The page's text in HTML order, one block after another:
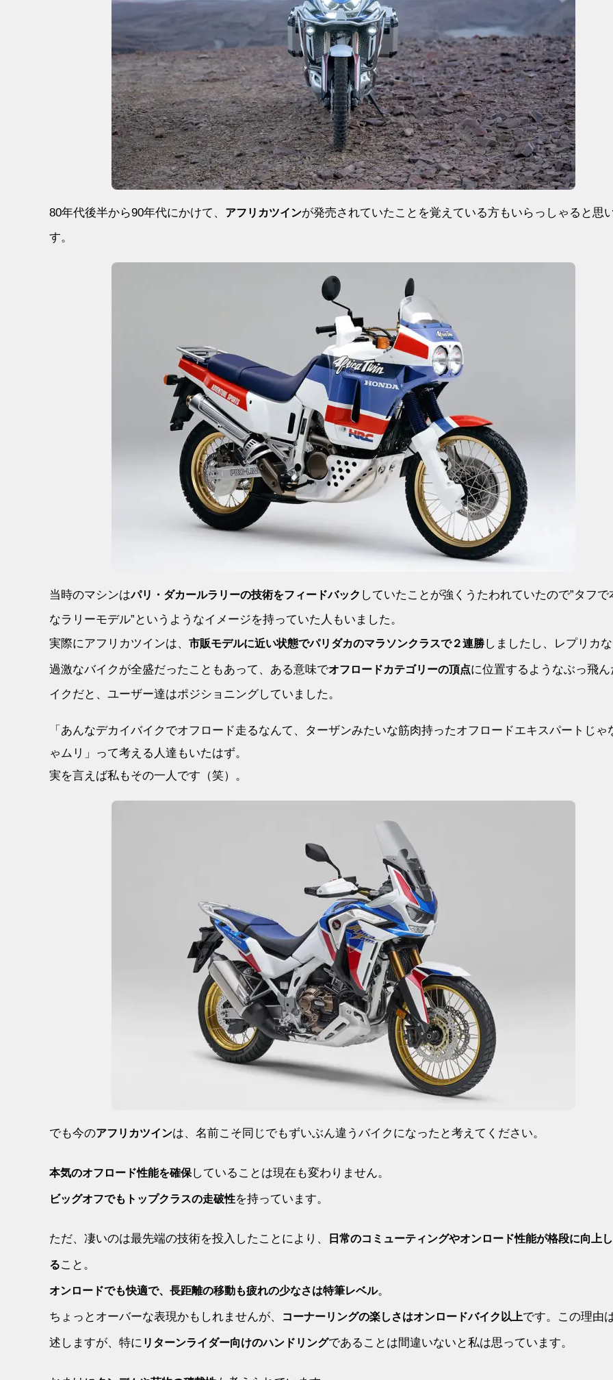
80年代後半から90年代にかけて、 アフリカツインが発売されていたことを覚えている方もいらっしゃると思
す。
当時のマシンはパリ・ダカールラリーの技術をフィードバック していたことが強くうたわれていたので”タフで
なラリーモデル”というようなイメージを持っていた人もいました。
実際にアフリカツインは、 市販モデルに近い状態でパリダカのマラソンクラスで２連勝しましたし、レプリカ
過激なバイクが全盛だったこともあって、ある意味でオフロードカテゴリーの頂点に位置するようなぶっ飛ん
イクだと、ユーザー達はポジショニングしていました。
「あんなデカイバイクでオフロード走るなんて、ターザンみたいな筋肉持ったオフロードエキスパートじゃ
ゃムリ」って考える人達もいたはず。
実を言えば私もその一人です（笑）。
でも今のアフリカツインは、名前こそ同じでもずいぶん違うバイクになったと考えてください。
本気のオフロード性能を確保していることは現在も変わりません。
ビッグオフでもトップクラスの走破性を持っています。
ただ、凄いのは最先端の技術を投入したことにより、 日常のコミューティングやオンロード性能が格段に向上
ること。
オンロードでも快適で、長距離の移動も疲れの少なさは特筆レベル。
ちょっとオーバーな表現かもしれませんが、 コーナーリングの楽しさはオンロードバイク以上です。この理由
述しますが、特に リターンライダー向けのハンドリングであることは間違いないと私は思っています。